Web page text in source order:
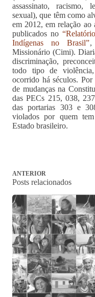
assassinato, racismo,
sexual), que têm como
em 2012, em relação ao
publicados no
Indígenas no Brasil”,
Missionário (Cimi).
discriminação,
todo tipo de
ocorrido há séculos. Por
de mudanças na
das PECs 215, 038,
das portarias 303 e
violados por quem
Estado brasileiro.
ANTERIOR
Posts relacionados